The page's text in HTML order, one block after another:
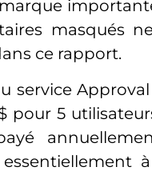
masqués
ce rapport.
service
pour 5
essentiellement